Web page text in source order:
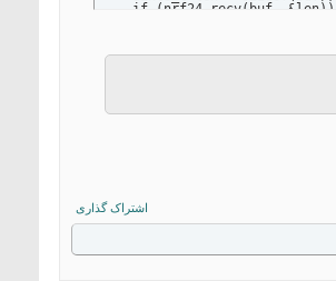
    if (nrf24.recv(buf, &len))
        digitalWrite(7, HIGH);
        digitalWrite(6, HIGH);
اشتراک گذاری